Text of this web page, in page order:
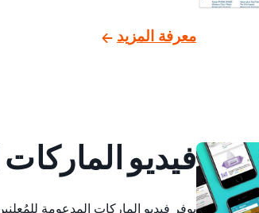
معرفة المزيد
فيديو
يوفر فيديو الماركات المدعومة